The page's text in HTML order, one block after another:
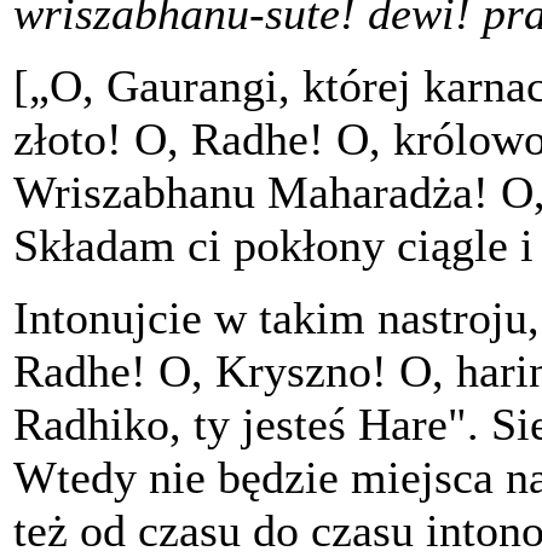
wriszabhanu-sute! dewi!
[„O, Gaurangi, której
złoto! O, Radhe! O,
Wriszabhanu Maharadża!
Składam ci pokłony ciągle
Intonujcie w takim nastroju,
Radhe! O, Kryszno! O,
Radhiko, ty jesteś Hare".
Wtedy nie będzie miejsca
też od czasu do czasu